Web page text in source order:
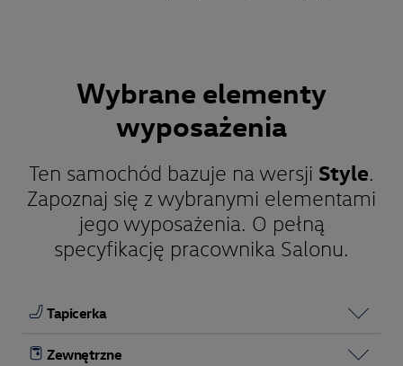
Wybrane elementy
wyposażenia
Ten samochód bazuje na wersji Style.
Zapoznaj się z wybranymi elementami
jego wyposażenia. O pełną
specyfikację pracownika Salonu.
Tapicerka
Zewnętrzne